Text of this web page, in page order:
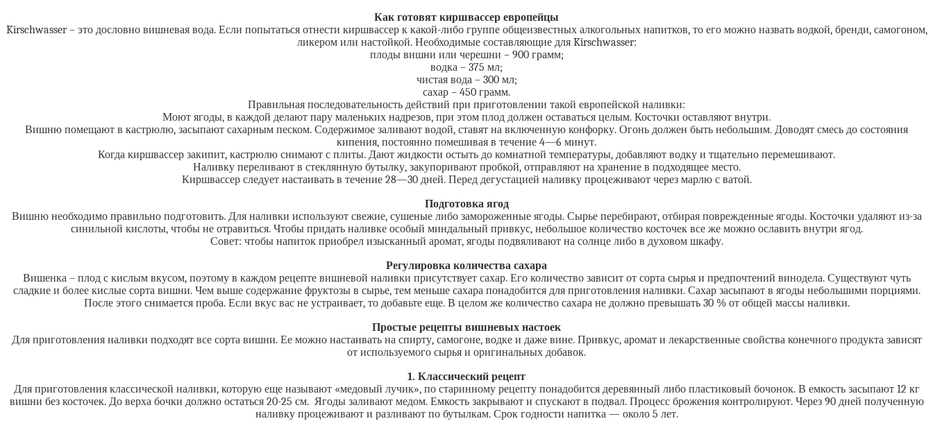
Как готовят киршвассер европейцы
Kirschwasser – это дословно вишневая вода. Если попытаться отнести киршвассер к какой-либо группе общеизвестных алкогольных напитков, то его можно назвать водкой, бренди, самогоном,
ликером или настойкой. Необходимые составляющие для Kirschwasser:
плоды вишни или черешни – 900 грамм;
водка – 375 мл;
чистая вода – 300 мл;
сахар – 450 грамм.
Правильная последовательность действий при приготовлении такой европейской наливки:
Моют ягоды, в каждой делают пару маленьких надрезов, при этом плод должен оставаться целым. Косточки оставляют внутри.
Вишню помещают в кастрюлю, засыпают сахарным песком. Содержимое заливают водой, ставят на включенную конфорку. Огонь должен быть небольшим. Доводят смесь до состояния
кипения, постоянно помешивая в течение 4—6 минут.
Когда киршвассер закипит, кастрюлю снимают с плиты. Дают жидкости остыть до комнатной температуры, добавляют водку и тщательно перемешивают.
Наливку переливают в стеклянную бутылку, закупоривают пробкой, отправляют на хранение в подходящее место.
Киршвассер следует настаивать в течение 28—30 дней. Перед дегустацией наливку процеживают через марлю с ватой.
Подготовка ягод
Вишню необходимо правильно подготовить. Для наливки используют свежие, сушеные либо замороженные ягоды. Сырье перебирают, отбирая поврежденные ягоды. Косточки удаляют из-за
синильной кислоты, чтобы не отравиться. Чтобы придать наливке особый миндальный привкус, небольшое количество косточек все же можно ославить внутри ягод.
Совет: чтобы напиток приобрел изысканный аромат, ягоды подвяливают на солнце либо в духовом шкафу.
Регулировка количества сахара
Вишенка – плод с кислым вкусом, поэтому в каждом рецепте вишневой наливки присутствует сахар. Его количество зависит от сорта сырья и предпочтений винодела. Существуют чуть
сладкие и более кислые сорта вишни. Чем выше содержание фруктозы в сырье, тем меньше сахара понадобится для приготовления наливки. Сахар засыпают в ягоды небольшими порциями.
После этого снимается проба. Если вкус вас не устраивает, то добавьте еще. В целом же количество сахара не должно превышать 30 % от общей массы наливки.
Простые рецепты вишневых настоек
Для приготовления наливки подходят все сорта вишни. Ее можно настаивать на спирту, самогоне, водке и даже вине. Привкус, аромат и лекарственные свойства конечного продукта зависят
от используемого сырья и оригинальных добавок.
1. Классический рецепт
Для приготовления классической наливки, которую еще называют «медовый лучик», по старинному рецепту понадобится деревянный либо пластиковый бочонок. В емкость засыпают 12 кг
вишни без косточек. До верха бочки должно остаться 20-25 см. Ягоды заливают медом. Емкость закрывают и спускают в подвал. Процесс брожения контролируют. Через 90 дней полученную
наливку процеживают и разливают по бутылкам. Срок годности напитка — около 5 лет.